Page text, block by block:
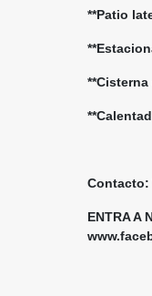
**Patio
Contacto:
ENTRA A